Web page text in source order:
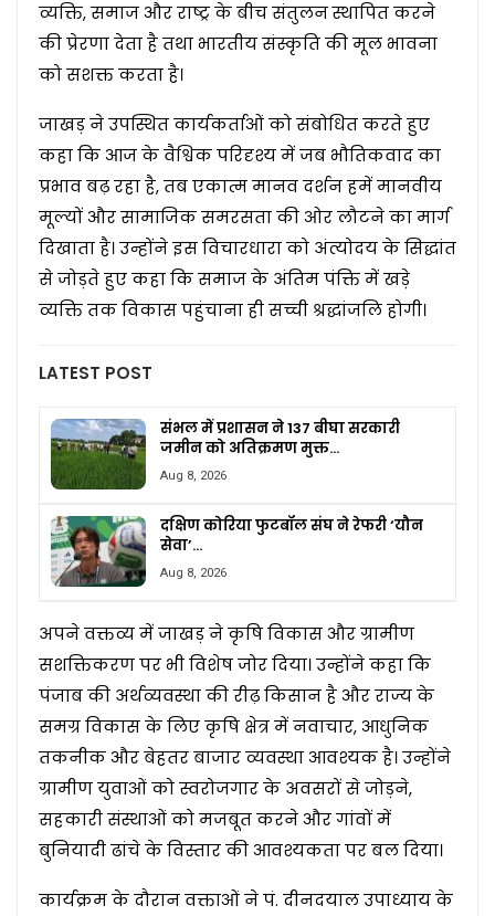
व्यक्ति, समाज और राष्ट्र के बीच संतुलन स्थापित करने
की प्रेरणा देता है तथा भारतीय संस्कृति की मूल भावना
को सशक्त करता है।
जाखड़ ने उपस्थित कार्यकर्ताओं को संबोधित करते हुए
कहा कि आज के वैश्विक परिदृश्य में जब भौतिकवाद का
प्रभाव बढ़ रहा है, तब एकात्म मानव दर्शन हमें मानवीय
मूल्यों और सामाजिक समरसता की ओर लौटने का मार्ग
दिखाता है। उन्होंने इस विचारधारा को अंत्योदय के सिद्धांत
से जोड़ते हुए कहा कि समाज के अंतिम पंक्ति में खड़े
व्यक्ति तक विकास पहुंचाना ही सच्ची श्रद्धांजलि होगी।
LATEST POST
संभल में प्रशासन ने 137 बीघा सरकारी
जमीन को अतिक्रमण मुक्त…
Aug 8, 2026
दक्षिण कोरिया फुटबॉल संघ ने रेफरी ‘यौन
सेवा’…
Aug 8, 2026
अपने वक्तव्य में जाखड़ ने कृषि विकास और ग्रामीण
सशक्तिकरण पर भी विशेष जोर दिया। उन्होंने कहा कि
पंजाब की अर्थव्यवस्था की रीढ़ किसान है और राज्य के
समग्र विकास के लिए कृषि क्षेत्र में नवाचार, आधुनिक
तकनीक और बेहतर बाजार व्यवस्था आवश्यक है। उन्होंने
ग्रामीण युवाओं को स्वरोजगार के अवसरों से जोड़ने,
सहकारी संस्थाओं को मजबूत करने और गांवों में
बुनियादी ढांचे के विस्तार की आवश्यकता पर बल दिया।
कार्यक्रम के दौरान वक्ताओं ने पं. दीनदयाल उपाध्याय के